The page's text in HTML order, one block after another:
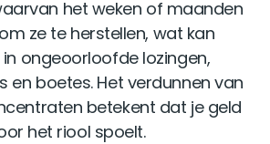
het weken of maanden
ze te herstellen, wat kan
ongeoorloofde lozingen,
en boetes. Het verdunnen van
betekent dat je geld
het riool spoelt.